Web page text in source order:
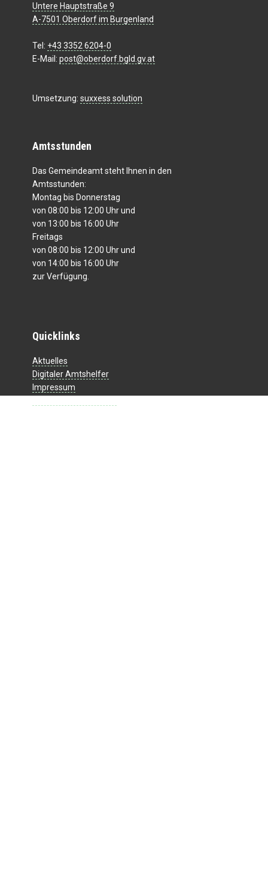
Untere Hauptstraße 9
A-7501 Oberdorf im Burgenland
Tel: +43 3352 6204-0
E-Mail: post@oberdorf.bgld.gv.at
Umsetzung: suxxess solution
Amtsstunden
Das Gemeindeamt steht Ihnen in den
Amtsstunden:
Montag bis Donnerstag
von 08:00 bis 12:00 Uhr und
von 13:00 bis 16:00 Uhr
Freitags
von 08:00 bis 12:00 Uhr und
von 14:00 bis 16:00 Uhr
zur Verfügung.
Quicklinks
Aktuelles
Digitaler Amtshelfer
Impressum